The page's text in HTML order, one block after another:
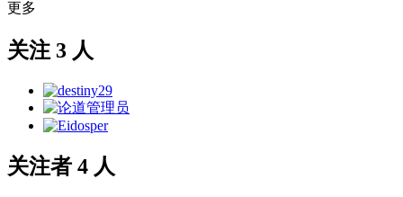
更多
关注 3 人
关注者 4 人